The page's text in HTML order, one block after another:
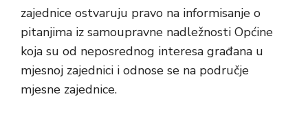
zajednice ostvaruju pravo na informisanje o
pitanjima iz samoupravne nadležnosti Općine
koja su od neposrednog interesa građana u
mjesnoj zajednici i odnose se na područje
mjesne zajednice.